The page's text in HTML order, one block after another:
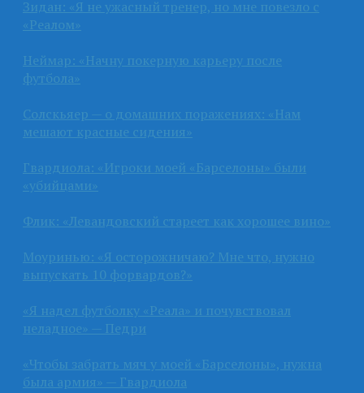
Зидан: «Я не ужасный тренер, но мне повезло с
«Реалом»
Неймар: «Начну покерную карьеру после
футбола»
Солскьяер — о домашних поражениях: «Нам
мешают красные сидения»
Гвардиола: «Игроки моей «Барселоны» были
«убийцами»
Флик: «Левандовский стареет как хорошее вино»
Моуринью: «Я осторожничаю? Мне что, нужно
выпускать 10 форвардов?»
«Я надел футболку «Реала» и почувствовал
неладное» — Педри
«Чтобы забрать мяч у моей «Барселоны», нужна
была армия» — Гвардиола